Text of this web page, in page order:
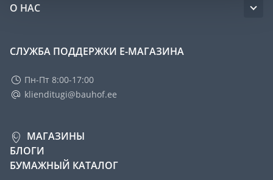
О НАС
СЛУЖБА ПОДДЕРЖКИ Е-МАГАЗИНА
Пн-Пт 8:00-17:00
klienditugi@bauhof.ee
МАГАЗИНЫ
БЛОГИ
БУМАЖНЫЙ КАТАЛОГ